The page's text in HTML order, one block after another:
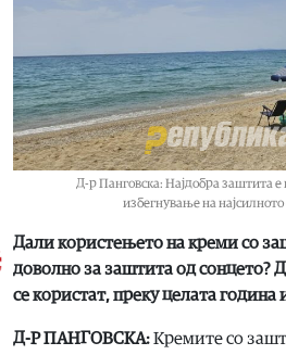
Д-р Панговска: Нaјдобра заштита е
избегнување на
Дали користењето на креми со
доволно за заштита од сонцето?
се користат, преку целата година
Д-Р ПАНГОВСКА:Кремите со